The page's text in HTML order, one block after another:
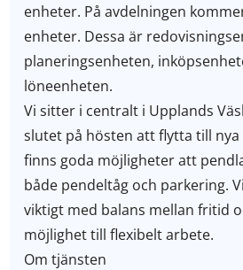
enheter. På avdelningen
enheter. Dessa är
planeringsenheten,
löneenheten.
Vi sitter i centralt i Upplands
slutet på hösten att flytta till
finns goda möjligheter att
både pendeltåg och parkering.
viktigt med balans mellan fritid
möjlighet till flexibelt arbete.
Om tjänsten